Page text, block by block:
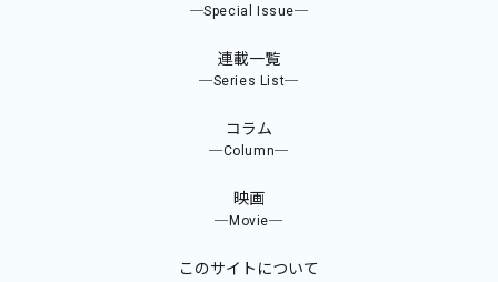
─Special Issue─
連載一覧
─Series List─
コラム
─Column─
映画
─Movie─
このサイトについて